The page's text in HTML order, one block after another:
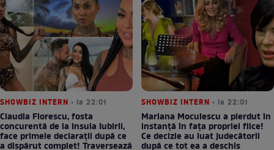
SHOWBIZ INTERN • la 22:01
Claudia Florescu, fosta
concurentă de la Insula Iubirii,
face primele declarații după ce
a dispărut complet! Traversează
SHOWBIZ INTERN • la 22:01
Mariana Moculescu a pierdut în
instanță în fața propriei fiice!
Ce decizie au luat judecătorii
după ce tot ea a deschis